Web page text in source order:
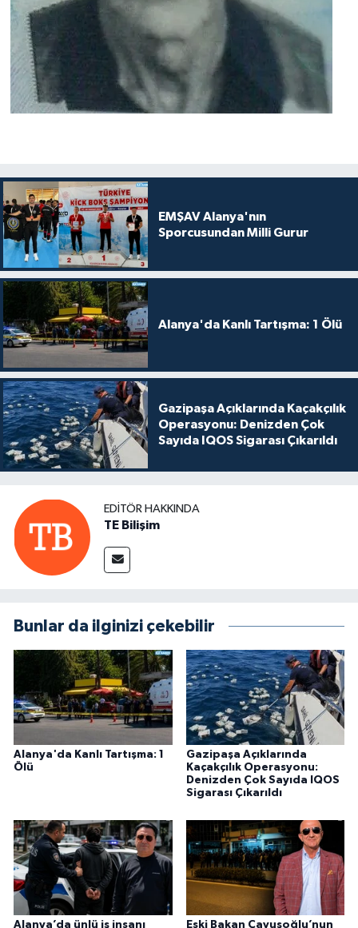
EMŞAV Alanya'nın
Sporcusundan Milli Gurur
Alanya'da Kanlı Tartışma: 1 Ölü
Gazipaşa Açıklarında Kaçakçılık
Operasyonu: Denizden Çok
Sayıda IQOS Sigarası Çıkarıldı
EDITÖR HAKKINDA
TE Bilişim
Bunlar da ilginizi çekebilir
Alanya'da Kanlı Tartışma: 1
Ölü
Gazipaşa Açıklarında
Kaçakçılık Operasyonu:
Denizden Çok Sayıda IQOS
Sigarası Çıkarıldı
Alanya’da ünlü iş insanı Eski Bakan Çavuşoğlu’nun